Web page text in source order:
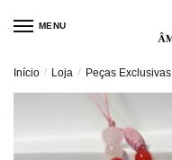
MENU
Início / Loja / Peças Exclusivas